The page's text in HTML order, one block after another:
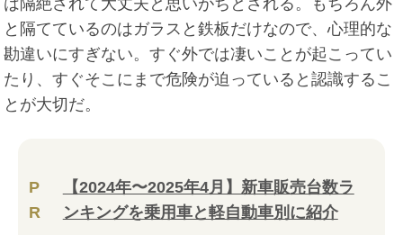
と隔てているのはガラスと鉄板だけなので、心理的な
勘違いにすぎない。すぐ外では凄いことが起こってい
たり、すぐそこにまで危険が迫っていると認識するこ
とが大切だ。
P
R
【2024年〜2025年4月】新車販売台数ラ
ンキングを乗用車と軽自動車別に紹介